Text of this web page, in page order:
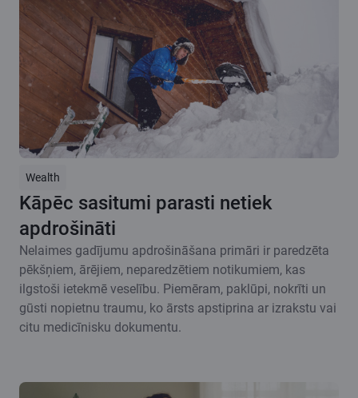
Wealth
Kāpēc sasitumi parasti netiek
apdrošināti
Nelaimes gadījumu apdrošināšana primāri ir paredzēta
pēkšņiem, ārējiem, neparedzētiem notikumiem, kas
ilgstoši ietekmē veselību. Piemēram, paklūpi, nokrīti un
gūsti nopietnu traumu, ko ārsts apstiprina ar izrakstu vai
citu medicīnisku dokumentu.